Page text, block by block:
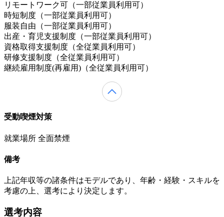
リモートワーク可（一部従業員利用可）
時短制度（一部従業員利用可）
服装自由（一部従業員利用可）
出産・育児支援制度（一部従業員利用可）
資格取得支援制度（全従業員利用可）
研修支援制度（全従業員利用可）
継続雇用制度(再雇用)（全従業員利用可）
受動喫煙対策
就業場所 全面禁煙
備考
上記年収等の諸条件はモデルであり、年齢・経験・スキルを
考慮の上、選考により決定します。
選考内容